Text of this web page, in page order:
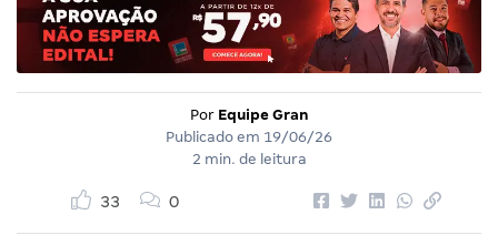
Por Equipe Gran
Publicado em 19/06/26
2 min. de leitura
33 0